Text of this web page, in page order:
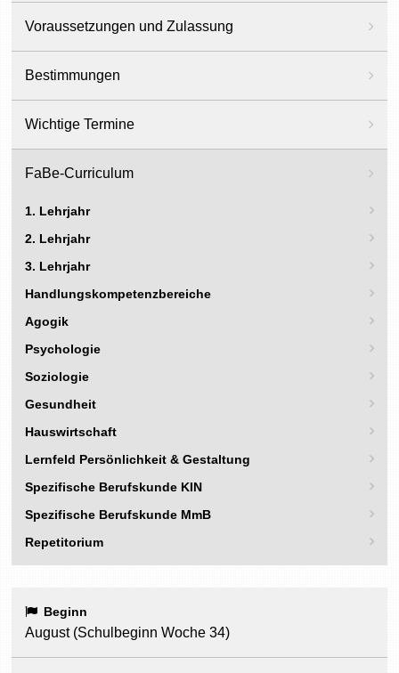
Voraussetzungen und Zulassung
Bestimmungen
Wichtige Termine
FaBe-Curriculum
1. Lehrjahr
2. Lehrjahr
3. Lehrjahr
Handlungskompetenzbereiche
Agogik
Psychologie
Soziologie
Gesundheit
Hauswirtschaft
Lernfeld Persönlichkeit & Gestaltung
Spezifische Berufskunde KIN
Spezifische Berufskunde MmB
Repetitorium
Beginn
August (Schulbeginn Woche 34)